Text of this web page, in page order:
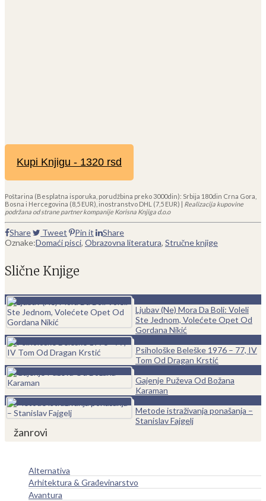
Kupi Knjigu - 1320 rsd
Poštarina (Besplatna isporuka, porudžbina preko 3000din): Srbija 180din Crna Gora,
Bosna i Hercegovina (8,5 EUR), inostranstvo DHL (7,5 EUR) | Realizacija kupovine
podržana od strane partner kompanije Korisna Knjiga d.o.o
Share Tweet Pin it
Share
Oznake:Domaći pisci, Obrazovna literatura, Stručne knjige
Slične Knjige
Ljubav (Ne) Mora Da Boli: Voleli
Ste Jednom, Volećete Opet Od
Gordana Nikić
Psihološke Beleške 1976 – 77, IV
Tom Od Dragan Krstić
Gajenje Puževa Od Božana
Karaman
Metode istraživanja ponašanja –
Stanislav Fajgelj
žanrovi
Alternativa
Arhitektura & Građevinarstvo
Avantura